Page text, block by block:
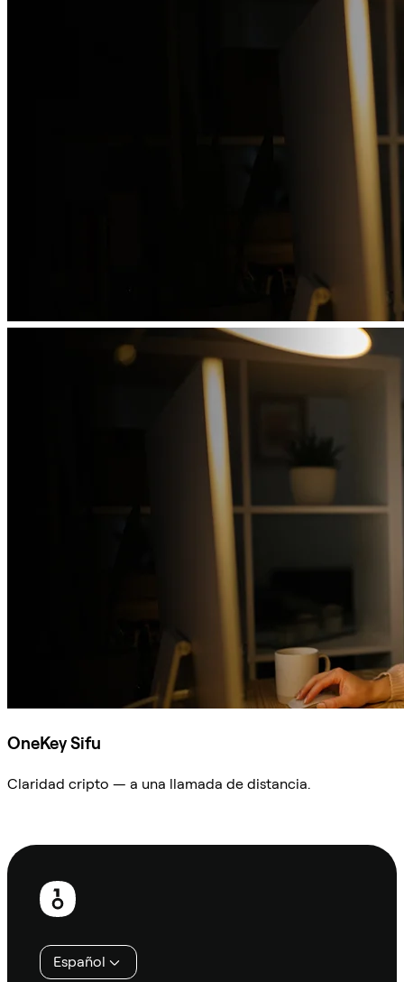
OneKey Sifu
Claridad cripto — a una llamada de distancia.
Pie
página
Español